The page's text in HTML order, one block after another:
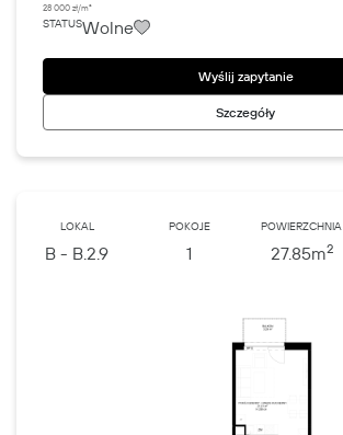
28 000 zł/m²
STATUSWolne
Wyślij zapytanie
Szczegóły
LOKAL
B - B.2.9
POKOJE
1
POWIERZCHNIA
27.85m2